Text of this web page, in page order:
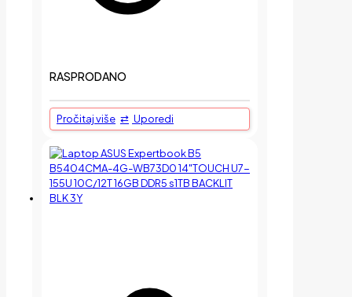
RASPRODANO
Pročitaj više Uporedi